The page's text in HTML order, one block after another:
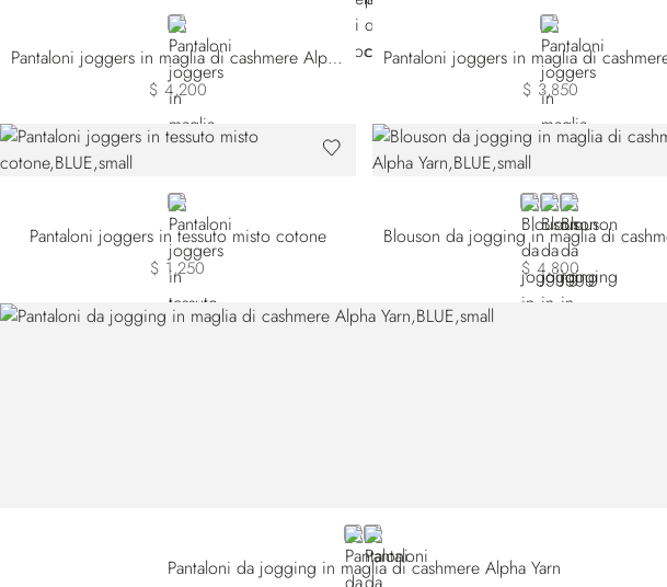
BLUE
Pantaloni joggers in maglia di cashmere Alpha Yarn
$ 4,200
WHITE
$ 3,850
BLUE
Pantaloni joggers in tessuto misto cotone
$ 1,250
BLUE W26102-161
BLUE W26102-189
WHITE
$ 4,800
BLUE W26102-161
BLUE W26102-189
Pantaloni da jogging in maglia di cashmere Alpha Yarn